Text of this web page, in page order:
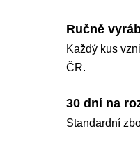
Ručně
Každý kus
ČR.
30 dní na
Standardní